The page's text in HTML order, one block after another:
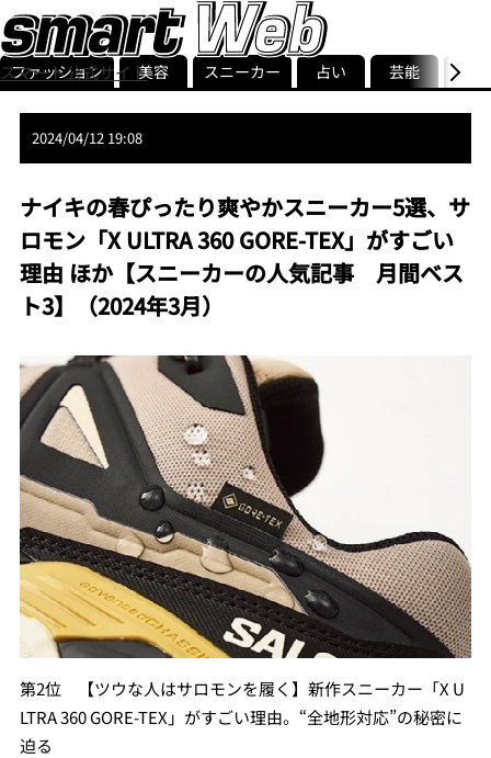
スマート公式サイト
smart最新号
記事一覧ランキング
ストリ
ファッション 美容 スニーカー 占い 芸能 グル
2024/04/12 19:08
ナイキの春ぴったり爽やかスニーカー5選、サ
ロモン「X ULTRA 360 GORE-TEX」がすごい
理由 ほか【スニーカーの人気記事 月間ベス
ト3】（2024年3月）
第2位 【ツウな人はサロモンを履く】新作スニーカー「X U
LTRA 360 GORE-TEX」がすごい理由。“全地形対応”の秘密に
迫る